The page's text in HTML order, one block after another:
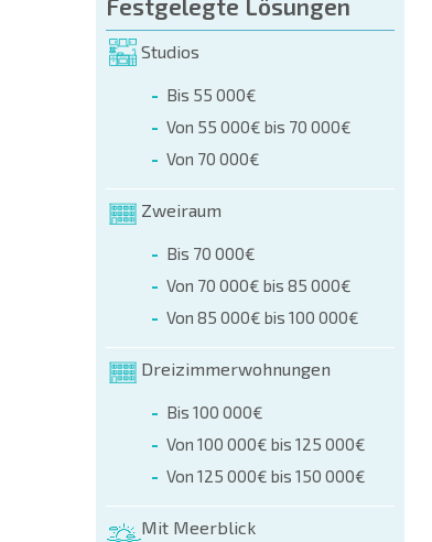
Festgelegte Lösungen
Studios
Bis 55 000€
Von 55 000€ bis 70 000€
Von 70 000€
Zweiraum
Bis 70 000€
Von 70 000€ bis 85 000€
Von 85 000€ bis 100 000€
Dreizimmerwohnungen
Bis 100 000€
Von 100 000€ bis 125 000€
Von 125 000€ bis 150 000€
Mit Meerblick